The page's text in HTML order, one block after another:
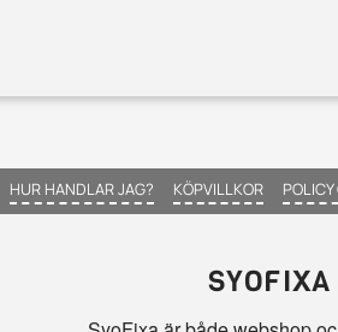
HUR HANDLAR JAG? KÖPVILLKOR
SYOFIXA